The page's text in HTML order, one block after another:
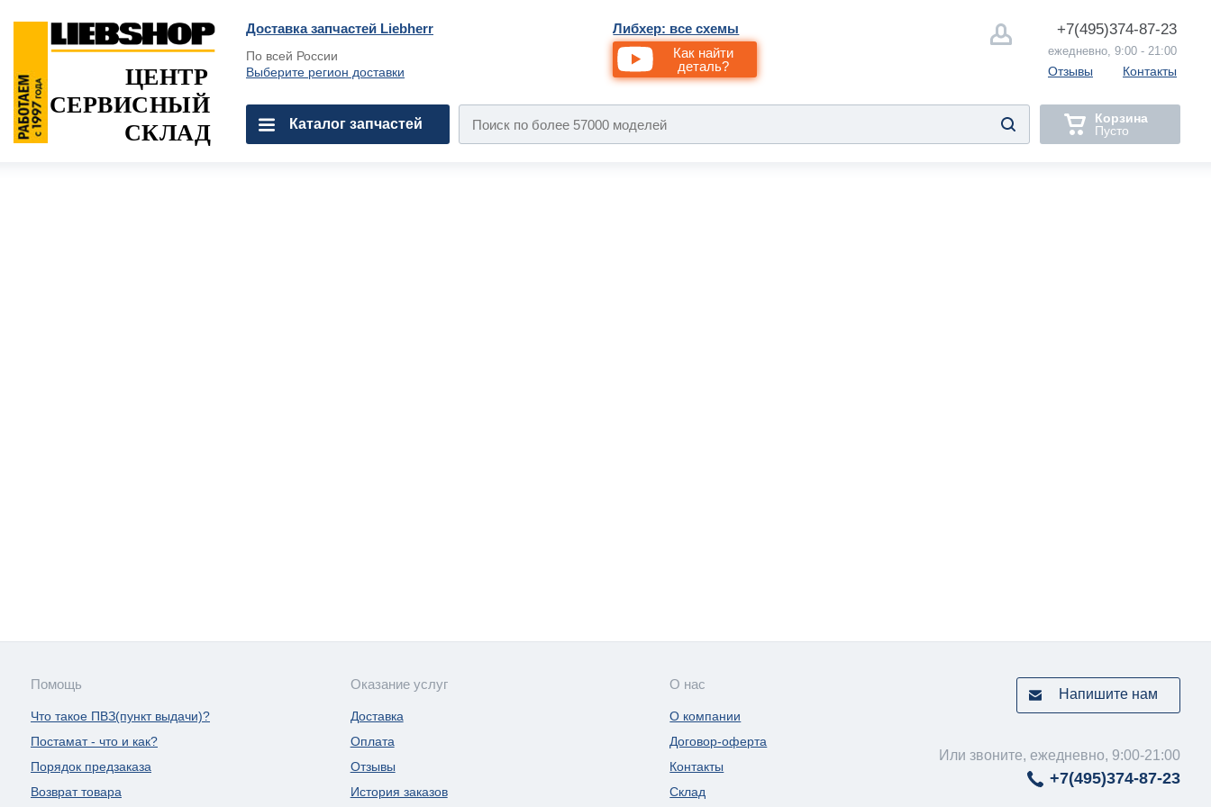
Доставка запчастей Liebherr
По всей России
Выберите регион доставки
Либхер: все схемы
Как найти
деталь?
+7(495)374-87-23
ежедневно, 9:00 - 21:00
Отзывы Контакты
ЦЕНТР
СЕРВИСНЫЙ
СКЛАД
Каталог запчастей
Корзина
Пусто
Напишите нам
Или звоните, ежедневно, 9:00-21:00
+7(495)374-87-23
Помощь
Что такое ПВЗ(пункт выдачи)?
Постамат - что и как?
Порядок предзаказа
Возврат товара
Оказание услуг
Доставка
Оплата
Отзывы
История заказов
О нас
О компании
Договор-оферта
Контакты
Склад